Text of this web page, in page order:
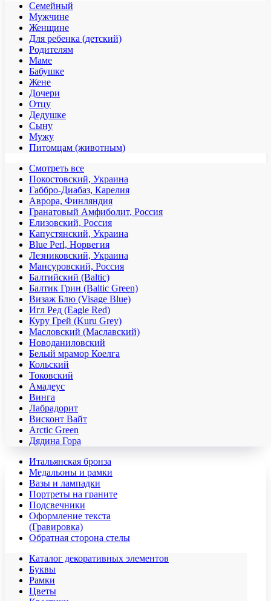
Семейный
Мужчине
Женщине
Для ребенка (детский)
Родителям
Маме
Бабушке
Жене
Дочери
Отцу
Дедушке
Сыну
Мужу
Питомцам (животным)
Смотреть все
Покостовский, Украина
Габбро-Диабаз, Карелия
Аврора, Финляндия
Гранатовый Амфиболит, Россия
Елизовский, Россия
Капустянский, Украина
Blue Perl, Норвегия
Лезниковский, Украина
Мансуровский, Россия
Балтийский (Baltic)
Балтик Грин (Baltic Green)
Визаж Блю (Visage Blue)
Игл Ред (Eagle Red)
Куру Грей (Kuru Grey)
Масловский (Маславский)
Новоданиловский
Белый мрамор Коелга
Кольский
Токовский
Амадеус
Винга
Лабрадорит
Висконт Вайт
Аrctic Green
Дядина Гора
Итальянская бронза
Медальоны и рамки
Вазы и лампадки
Портреты на граните
Подсвечники
Оформление текста
(Гравировка)
Обратная сторона стелы
Каталог декоративных элементов
Буквы
Рамки
Цветы